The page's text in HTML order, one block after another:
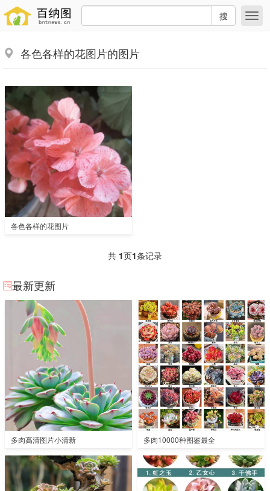
搜
各色各样的花图片的图片
各色各样的花图片
共 1页1条记录
最新更新
多肉高清图片小清新 多肉10000种图鉴最全